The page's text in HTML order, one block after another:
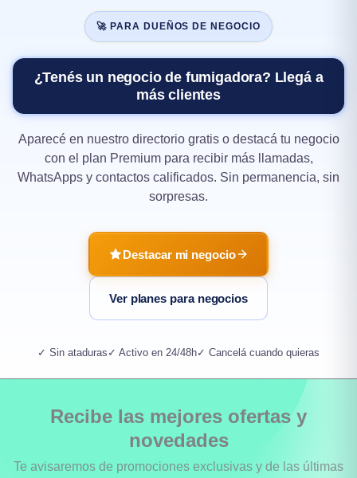
🚀 PARA DUEÑOS DE NEGOCIO
¿Tenés un negocio de fumigadora? Llegá a
más clientes
Aparecé en nuestro directorio gratis o destacá tu negocio
con el plan Premium para recibir más llamadas,
WhatsApps y contactos calificados. Sin permanencia, sin
sorpresas.
Destacar mi negocio
Ver planes para negocios
✓ Sin ataduras ✓ Activo en 24/48h✓ Cancelá cuando quieras
Recibe las mejores ofertas y
novedades
Te avisaremos de promociones exclusivas y de las últimas